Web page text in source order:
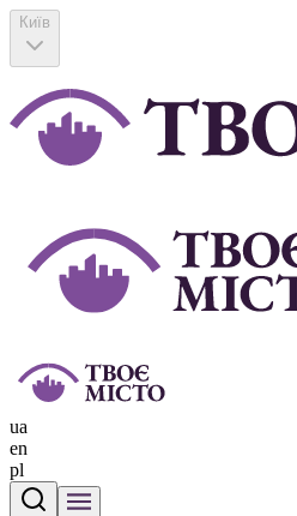
Київ
ua
en
pl